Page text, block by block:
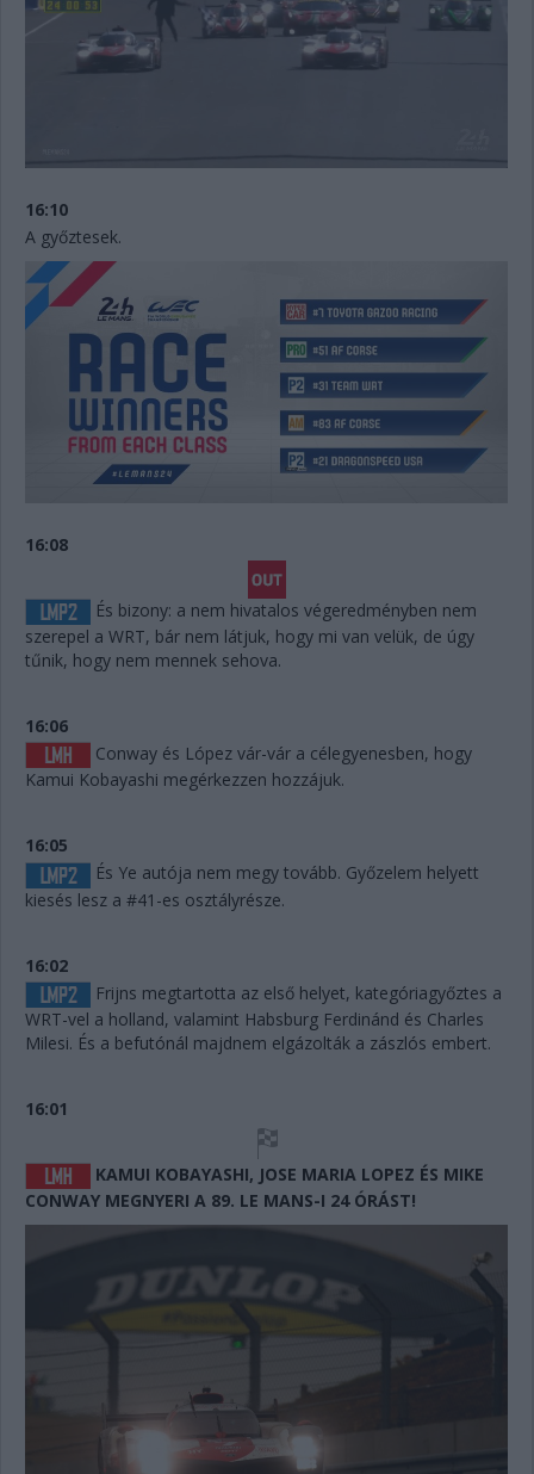
16:10
A győztesek.
16:08
És bizony: a nem hivatalos végeredményben nem
szerepel a WRT, bár nem látjuk, hogy mi van velük, de úgy
tűnik, hogy nem mennek sehova.
16:06
Conway és López vár-vár a célegyenesben, hogy
Kamui Kobayashi megérkezzen hozzájuk.
16:05
És Ye autója nem megy tovább. Győzelem helyett
kiesés lesz a #41-es osztályrésze.
16:02
Frijns megtartotta az első helyet, kategóriagyőztes a
WRT-vel a holland, valamint Habsburg Ferdinánd és Charles
Milesi. És a befutónál majdnem elgázolták a zászlós embert.
16:01
KAMUI KOBAYASHI, JOSE MARIA LOPEZ ÉS MIKE
CONWAY MEGNYERI A 89. LE MANS-I 24 ÓRÁST!